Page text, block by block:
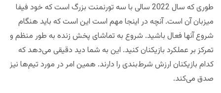
طوری که سال 2022 سالی با سه تورنمنت بزرگ است که خود فیفا
میزبان آن است. آنچه در اینجا مهم است این است که باید هنگام
شروع آنها فعال باشید. شروع به تماشای پخش زنده به طور منظم و
تمرکز بر عملکرد بازیکنان کنید. این به شما دید دقیقی می‌دهد که
کدام بازیکنان ارزش شرط‌‌بندی را دارند. همین امر در مورد تیم‌ها نیز
صدق می‌کند.